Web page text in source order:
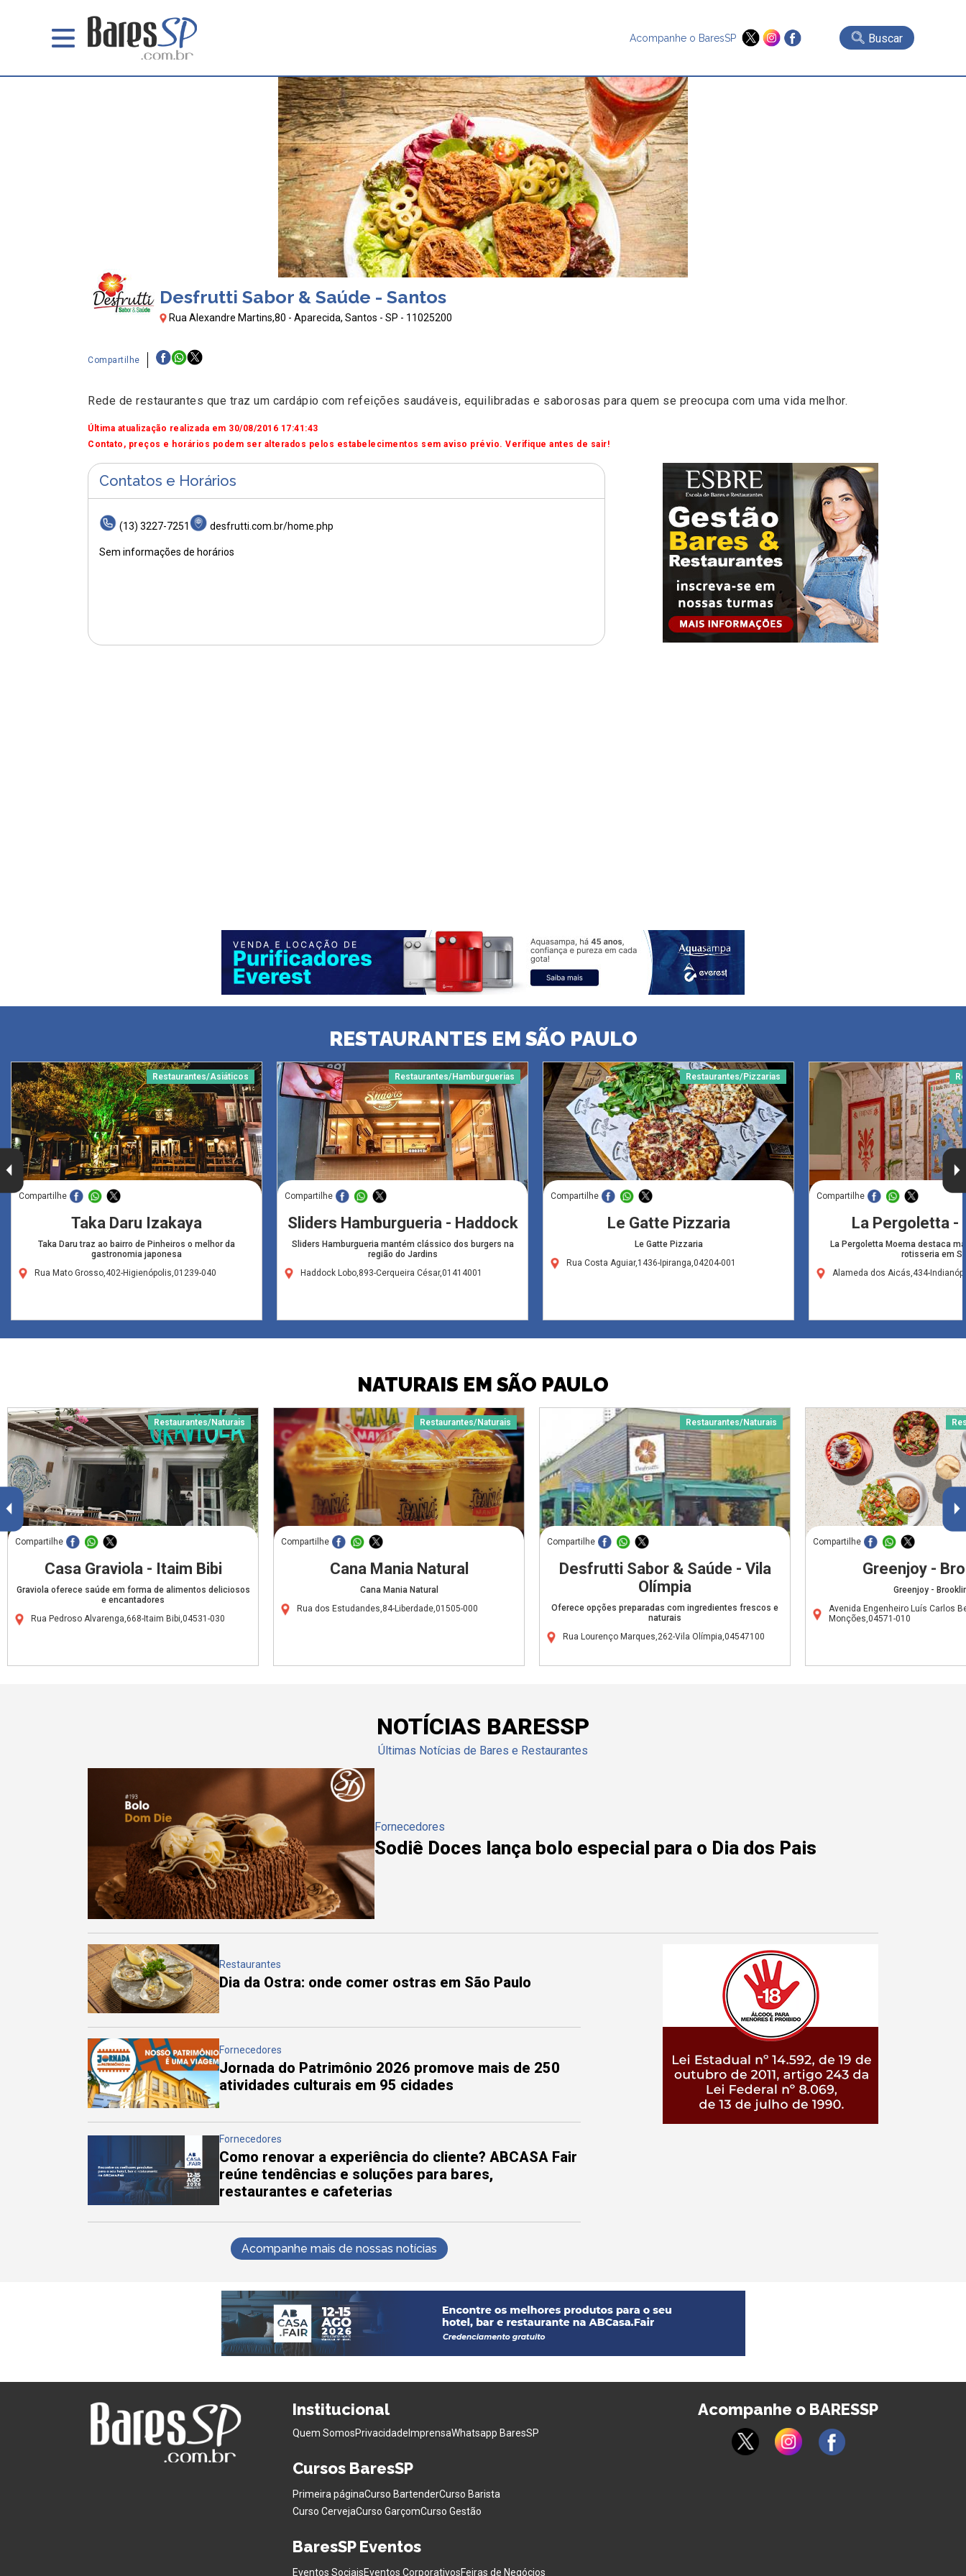
Acompanhe o BaresSP Buscar
Desfrutti Sabor & Saúde - Santos
Rua Alexandre Martins,80 - Aparecida, Santos - SP - 11025200
Compartilhe
Rede de restaurantes que traz um cardápio com refeições saudáveis, equilibradas e saborosas para quem se preocupa com uma vida melhor.
Última atualização realizada em 30/08/2016 17:41:43
Contato, preços e horários podem ser alterados pelos estabelecimentos sem aviso prévio. Verifique antes de sair!
Contatos e Horários
(13) 3227-7251 desfrutti.com.br/home.php
Sem informações de horários
RESTAURANTES EM SÃO PAULO
Restaurantes/Asiáticos
Compartilhe
Taka Daru Izakaya
Taka Daru traz ao bairro de Pinheiros o melhor da
gastronomia japonesa
Rua Mato Grosso,402-Higienópolis,01239-040
Restaurantes/Hamburguerias
Compartilhe
Sliders Hamburgueria - Haddock
Sliders Hamburgueria mantém clássico dos burgers na
região do Jardins
Haddock Lobo,893-Cerqueira César,01414001
Restaurantes/Pizzarias
Compartilhe
Le Gatte Pizzaria
Le Gatte Pizzaria
Rua Costa Aguiar,1436-Ipiranga,04204-001
Compartilhe
La Pergoletta -
La Pergoletta Moema destaca
rotisseria em
Alameda dos Aicás,434-
NATURAIS EM SÃO PAULO
Restaurantes/Naturais
Compartilhe
Casa Graviola - Itaim Bibi
Graviola oferece saúde em forma de alimentos deliciosos
e encantadores
Rua Pedroso Alvarenga,668-Itaim Bibi,04531-030
Restaurantes/Naturais
Compartilhe
Cana Mania Natural
Cana Mania Natural
Rua dos Estudandes,84-Liberdade,01505-000
Restaurantes/Naturais
Compartilhe
Desfrutti Sabor & Saúde - Vila
Olímpia
Oferece opções preparadas com ingredientes frescos e
naturais
Rua Lourenço Marques,262-Vila Olímpia,04547100
Compartilhe
Greenjoy -
Greenjoy -
Avenida Engenheiro Luís Carlos
Monções,04571-010
NOTÍCIAS BARESSP
Últimas Notícias de Bares e Restaurantes
Fornecedores
Sodiê Doces lança bolo especial para o Dia dos Pais
Restaurantes
Dia da Ostra: onde comer ostras em São Paulo
Fornecedores
Jornada do Patrimônio 2026 promove mais de 250
atividades culturais em 95 cidades
Fornecedores
Como renovar a experiência do cliente? ABCASA Fair
reúne tendências e soluções para bares,
restaurantes e cafeterias
Acompanhe mais de nossas notícias
Institucional
Quem SomosPrivacidadeImprensaWhatsapp BaresSP
Cursos BaresSP
Primeira páginaCurso BartenderCurso Barista
Curso CervejaCurso GarçomCurso Gestão
BaresSP Eventos
Eventos SociaisEventos CorporativosFeiras de Negócios
Acompanhe o BARESSP